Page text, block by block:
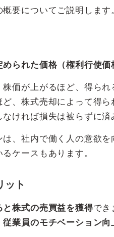
要についてご説明します
められた価格（権利行使価
価が上がるほど、得ら
、株式売却によって得
ければ損失は被らずに済
、社内で働く人の意欲
ケースもあります。
ット
と株式の売買益を獲得でき
従業員のモチベーション向